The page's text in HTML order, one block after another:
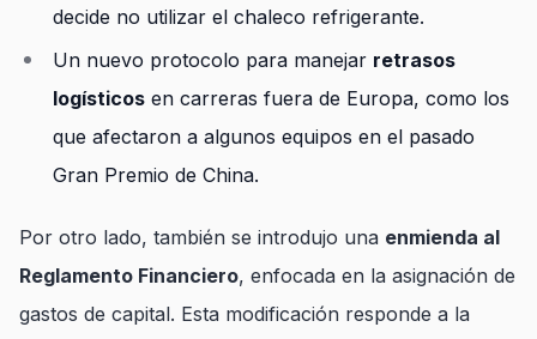
decide no utilizar el chaleco refrigerante.
Un nuevo protocolo para manejar retrasos
logísticos en carreras fuera de Europa, como los
que afectaron a algunos equipos en el pasado
Gran Premio de China.
Por otro lado, también se introdujo una enmienda al
Reglamento Financiero, enfocada en la asignación de
gastos de capital. Esta modificación responde a la